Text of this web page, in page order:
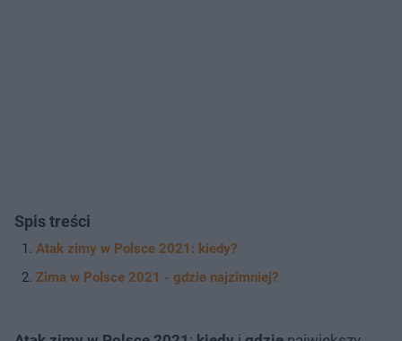
Spis treści
Atak zimy w Polsce 2021: kiedy?
Zima w Polsce 2021 - gdzie najzimniej?